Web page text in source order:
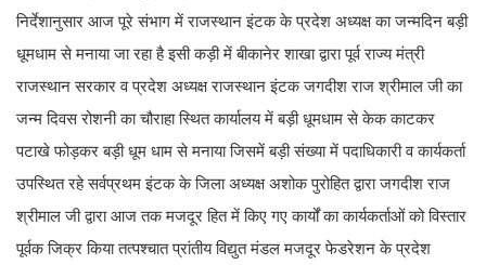
निर्देशानुसार आज पूरे संभाग में राजस्थान इंटक के प्रदेश अध्यक्ष का जन्मदिन बड़ी
धूमधाम से मनाया जा रहा है इसी कड़ी में बीकानेर शाखा द्वारा पूर्व राज्य मंत्री
राजस्थान सरकार व प्रदेश अध्यक्ष राजस्थान इंटक जगदीश राज श्रीमाल जी का
जन्म दिवस रोशनी का चौराहा स्थित कार्यालय में बड़ी धूमधाम से केक काटकर
पटाखे फोड़कर बड़ी धूम धाम से मनाया जिसमें बड़ी संख्या में पदाधिकारी व कार्यकर्ता
उपस्थित रहे सर्वप्रथम इंटक के जिला अध्यक्ष अशोक पुरोहित द्वारा जगदीश राज
श्रीमाल जी द्वारा आज तक मजदूर हित में किए गए कार्यों का कार्यकर्ताओं को विस्तार
पूर्वक जिक्र किया तत्पश्चात प्रांतीय विद्युत मंडल मजदूर फेडरेशन के प्रदेश